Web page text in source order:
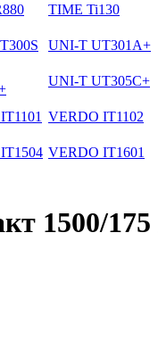
TIME Ti130
UNI-T UT301A+
UNI-T UT305C+
VERDO IT1102
VERDO IT1601
1500/